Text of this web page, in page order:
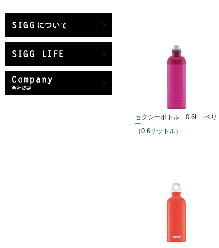
セクシーボトル 0.6L ベリ
ー
（0.6リットル）